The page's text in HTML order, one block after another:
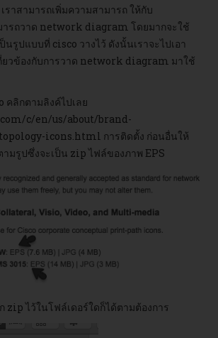
ราสามารถเพิ่มความสามารถ ให้กับ
รถวาด network diagram โดยมากจะใช้
รูปแบบที่ cisco วางไว้ ดังนั้นเราจะไปเอา
ยวข้องกับการวาด network diagram มาใช้
คลิกตามลิงค์ไปเลย
c/en/us/about/brand-
icons.html การติดตั้ง ก่อนอื่นให้
มรูปซึ่งจะเป็น zip ไฟล์ของภาพ EPS
zip ไว้ในโฟล์เดอร์ใดก็ได้ตามต้องการ